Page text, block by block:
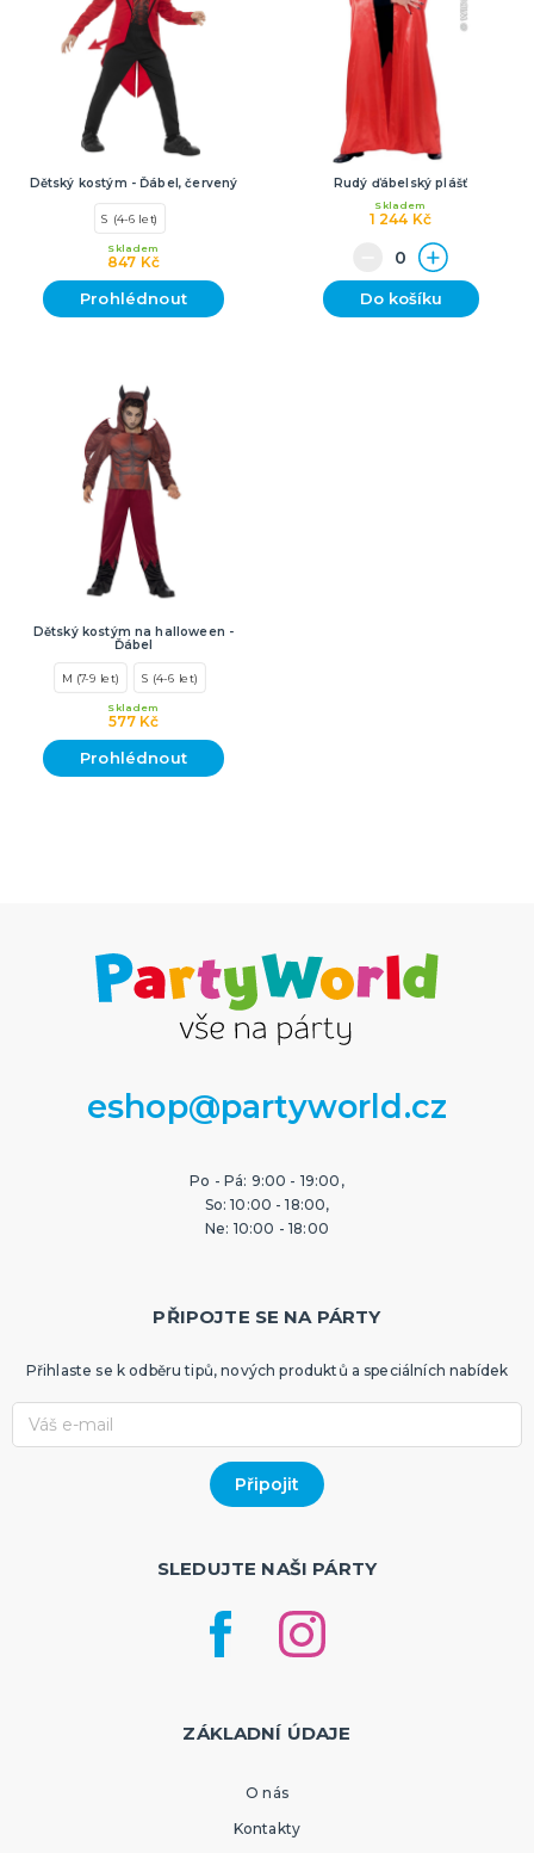
Dětský kostým - Ďábel, červený
S (4-6 let)
847 Kč
Skladem
Prohlédnout
Rudý ďábelský plášť
1 244 Kč
Skladem
Do košíku
Dětský kostým na halloween -
Ďábel
M (7-9 let) S (4-6 let)
577 Kč
Skladem
Prohlédnout
eshop@partyworld.cz
Po - Pá: 9:00 - 19:00,
So: 10:00 - 18:00,
Ne: 10:00 - 18:00
PŘIPOJTE SE NA PÁRTY
Přihlaste se k odběru tipů, nových produktů a speciálních nabídek
SLEDUJTE NAŠI PÁRTY
ZÁKLADNÍ ÚDAJE
O nás
Kontakty